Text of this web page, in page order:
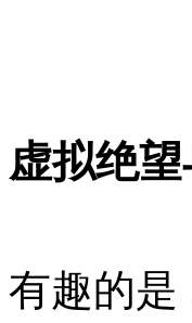
虚拟绝
有趣的是